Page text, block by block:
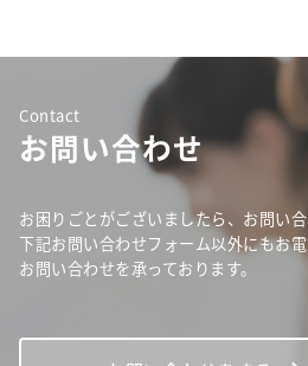
Contact
お問い合わせ
お困りごとがございましたら、お問い合
下記お問い合わせフォーム以外にもお
お問い合わせを承っております。